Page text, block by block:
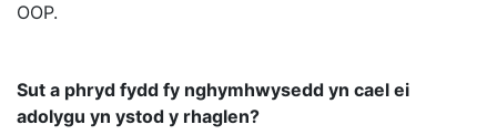
OOP.
Sut a phryd fydd fy nghymhwysedd yn cael ei
adolygu yn ystod y rhaglen?